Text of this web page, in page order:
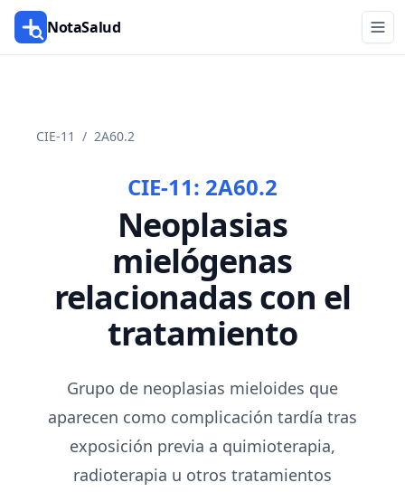
NotaSalud
CIE-11 / 2A60.2
CIE-11: 2A60.2
Neoplasias
mielógenas
relacionadas con el
tratamiento
Grupo de neoplasias mieloides que
aparecen como complicación tardía tras
exposición previa a quimioterapia,
radioterapia u otros tratamientos